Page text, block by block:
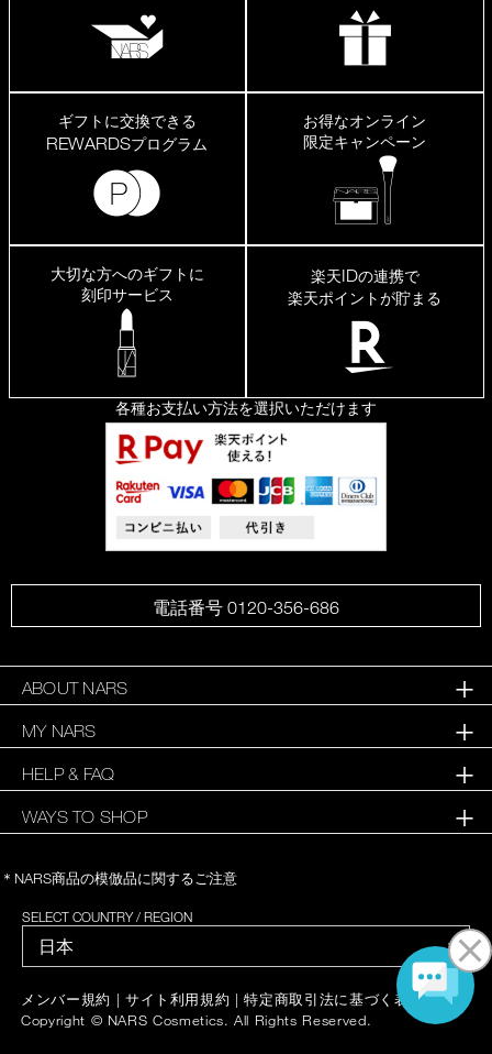
ギフトに交換できる
REWARDSプログラム
お得なオンライン
限定キャンペーン
大切な方へのギフトに
刻印サービス
楽天IDの連携で
楽天ポイントが貯まる
各種お支払い方法を選択いただけます
電話番号 0120-356-686
ABOUT NARS
MY NARS
HELP & FAQ
WAYS TO SHOP
＊NARS商品の模倣品に関するご注意
SELECT COUNTRY / REGION
メンバー規約 | サイト利用規約 |特定商取引法に基づく表記|
Copyright © NARS Cosmetics. All Rights Reserved.